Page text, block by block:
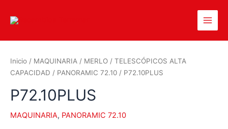
Inicio / MAQUINARIA / MERLO / TELESCÓPICOS ALTA
CAPACIDAD / PANORAMIC 72.10 / P72.10PLUS
P72.10PLUS
MAQUINARIA, PANORAMIC 72.10